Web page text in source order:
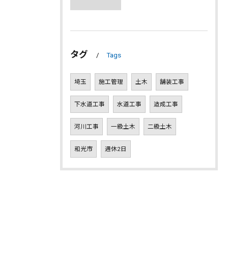
タグ Tags
埼玉 施工管理 土木 舗装工事
下水道工事 水道工事 造成工事
河川工事 一級土木 二級土木
和光市 週休2日